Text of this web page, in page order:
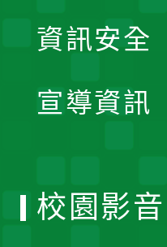
資訊安全
宣導資訊
校園影音